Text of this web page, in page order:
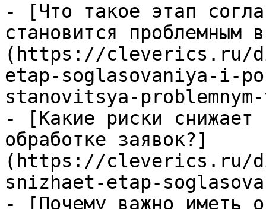
- [Что такое этап
становится проблемным
(https://cleverics.ru/
etap-soglasovaniya-i-
stanovitsya-
- [Какие риски снижает
обработке заявок?]
(https://cleverics.ru/
snizhaet-etap-
- [Почему важно иметь